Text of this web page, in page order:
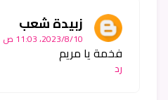
زبيدة شعب
10‏/8‏/2023، 11:03 ص
فخمة يا مريم
رد